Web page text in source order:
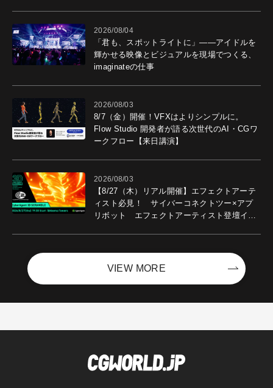
2026/08/04
「君も、スポットライトに」――アイドルを
輝かせる映像とビジュアルを現場でつくる、
imaginateの仕事
2026/08/03
8/7（金）開催！VFXはよりシンプルに。
Flow Studio 開発者が語る次世代のAI・CGワ
ークフロー【来日講演】
2026/08/03
【8/27（木）リアル開催】エフェクトアーテ
ィスト必見！ サイバーコネクトツー×アプ
リボット エフェクトアーティスト登壇イベ
VIEW MORE